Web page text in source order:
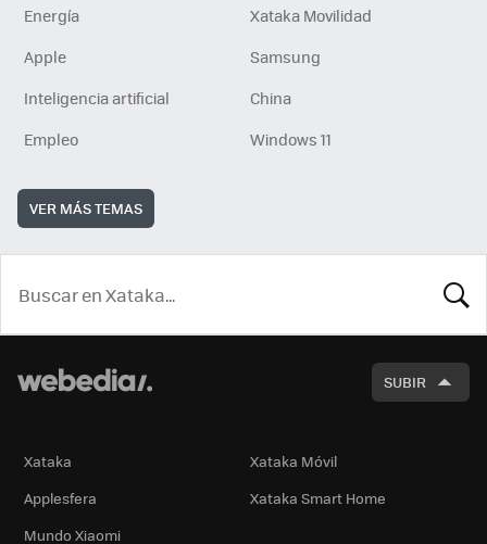
Energía
Xataka Movilidad
Apple
Samsung
Inteligencia artificial
China
Empleo
Windows 11
VER MÁS TEMAS
SUBIR
Xataka
Xataka Móvil
Applesfera
Xataka Smart Home
Mundo Xiaomi